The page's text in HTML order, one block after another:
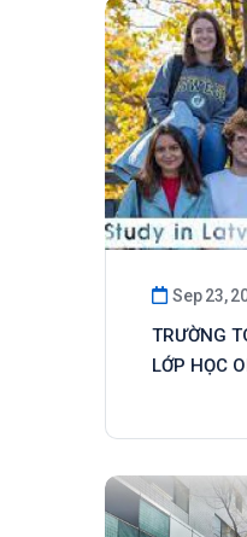
Sep 23,
TRƯỜNG
LỚP HỌC